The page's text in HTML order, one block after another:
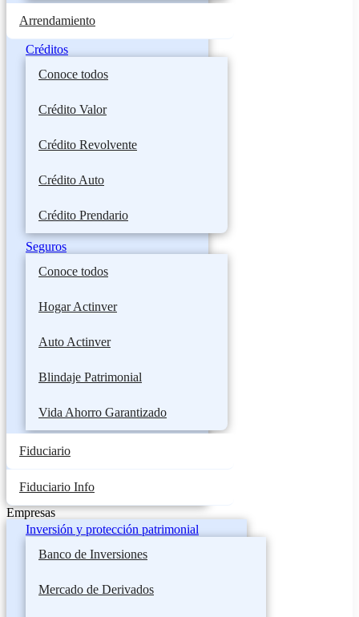
Arrendamiento
Créditos
Conoce todos
Crédito Valor
Crédito Revolvente
Crédito Auto
Crédito Prendario
Seguros
Conoce todos
Hogar Actinver
Auto Actinver
Blindaje Patrimonial
Vida Ahorro Garantizado
Fiduciario
Fiduciario Info
Empresas
Inversión y protección patrimonial
Banco de Inversiones
Mercado de Derivados